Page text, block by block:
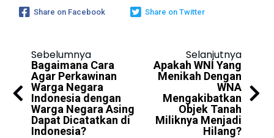
Share on Facebook Share on Twitter
Sebelumnya
Bagaimana Cara
Agar Perkawinan
Warga Negara
Indonesia dengan
Warga Negara Asing
Dapat Dicatatkan di
Indonesia?
Selanjutnya
Apakah WNI Yang
Menikah Dengan
WNA
Mengakibatkan
Objek Tanah
Miliknya Menjadi
Hilang?